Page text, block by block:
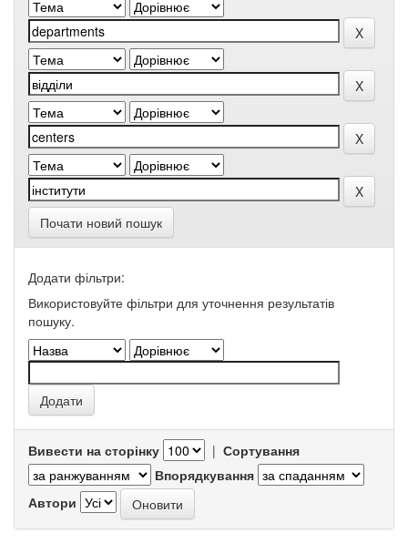
Почати новий пошук
Додати фільтри:
Використовуйте фільтри для уточнення результатів
пошуку.
Вивести на сторінку | Сортування
Впорядкування
Автори